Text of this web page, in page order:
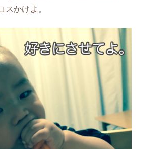
スかけよ。